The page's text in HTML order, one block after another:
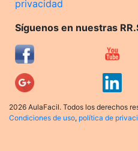
privacidad
Síguenos en nuestras
2026 AulaFacil. Todos los derechos
Condiciones de uso, política de